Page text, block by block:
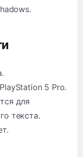
5 Pro.
для
текста.